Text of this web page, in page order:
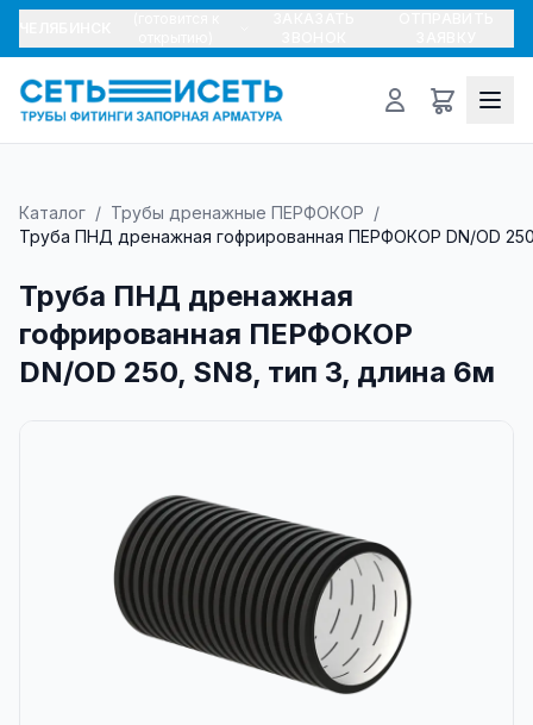
Каталог / Трубы дренажные ПЕРФОКОР /
Труба ПНД дренажная гофрированная ПЕРФОКОР DN/OD
Труба ПНД дренажная
гофрированная ПЕРФОКОР
DN/OD 250, SN8, тип 3, длина 6м